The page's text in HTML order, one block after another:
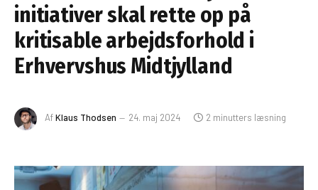
initiativer skal rette op på
kritisable arbejdsforhold i
Erhvervshus Midtjylland
AfKlaus Thodsen 24. maj 2024 2 minutters læsning